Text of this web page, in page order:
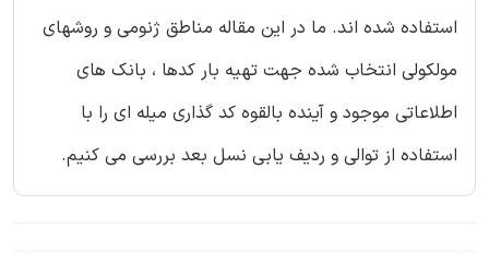
استفاده شده اند. ما در این مقاله مناطق ژنومی و روشهای
مولکولی انتخاب شده جهت تهیه بار کدها ، بانک های
اطلاعاتی موجود و آینده بالقوه کد گذاری میله ای را با
استفاده از توالی و ردیف یابی نسل بعد بررسی می کنیم.